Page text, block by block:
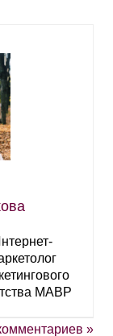
МАВР
»